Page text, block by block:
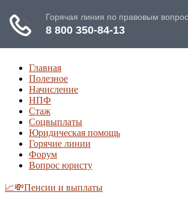
Главная
Полезное
Начисление
НПФ
Стаж
Соцвыплаты
Юридическая помощь
Горячие линии
Форум
Вопрос юристу
📈💸Пенсии и выплаты